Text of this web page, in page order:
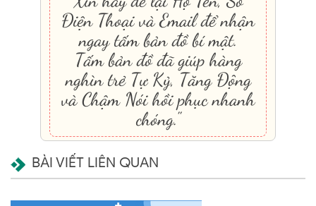
Điện Thoại và Email để nhận
ngay tấm bản đồ bí mật.
Tấm bản đồ đã giúp hàng
nghìn trẻ Tự Kỷ, Tăng Động
và Chậm Nói hồi phục nhanh
chóng."
BÀI VIẾT LIÊN QUAN